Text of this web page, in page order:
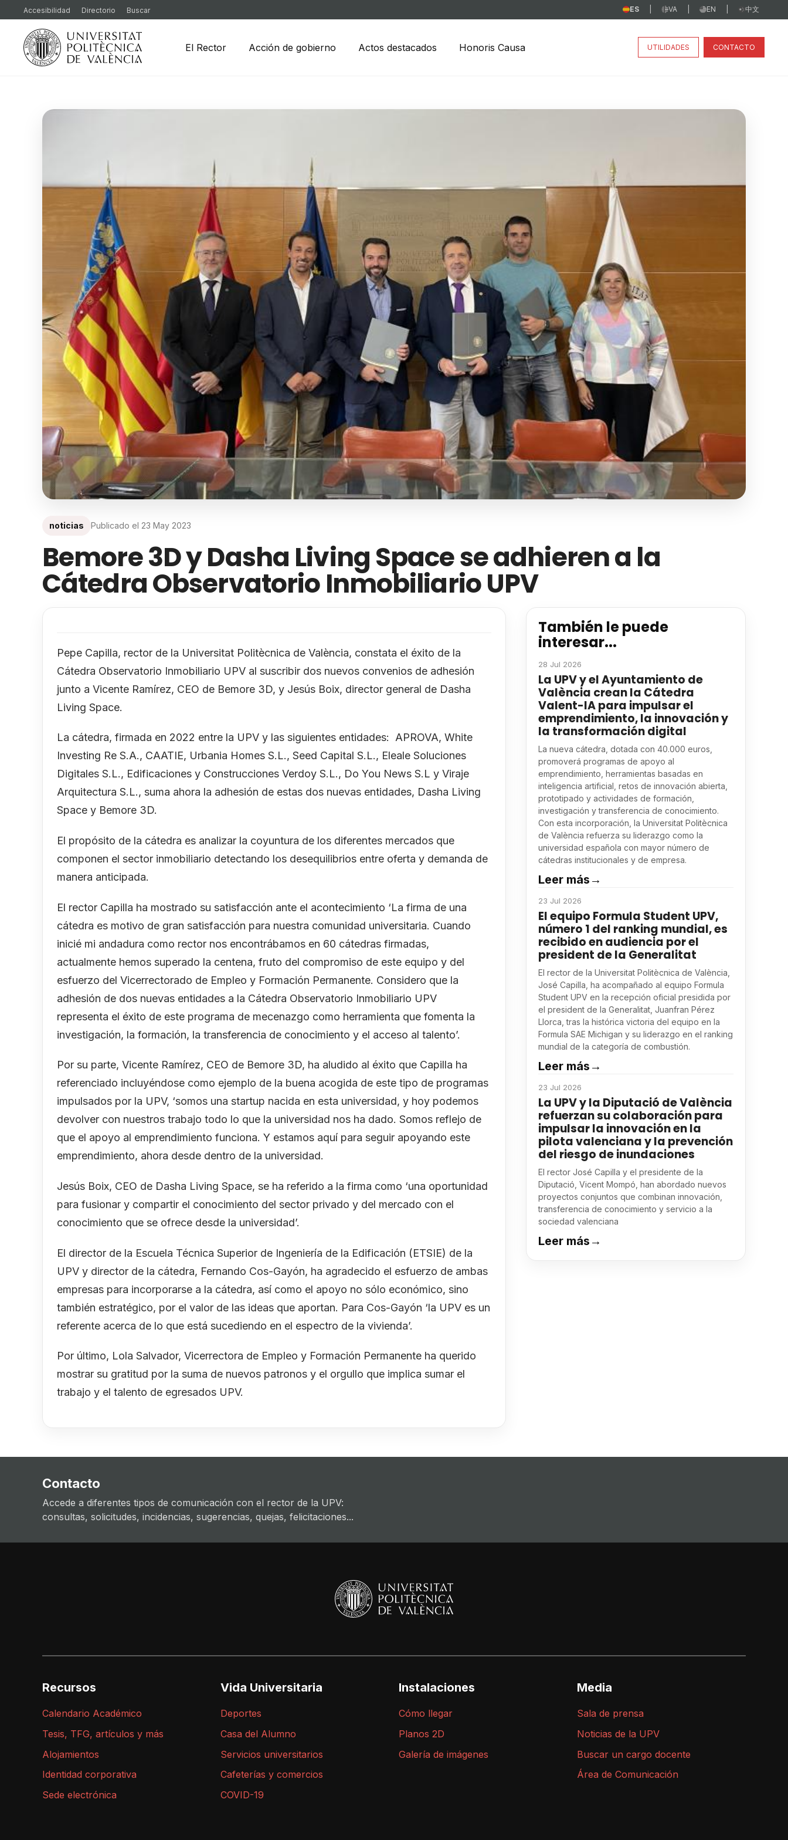
Accesibilidad Directorio Buscar ES VA EN 中文
El Rector Acción de gobierno Actos destacados Honoris Causa UTILIDADES CONTACTO
noticias Publicado el 23 May 2023
Bemore 3D y Dasha Living Space se adhieren a la
Cátedra Observatorio Inmobiliario UPV
Pepe Capilla, rector de la Universitat Politècnica de València, constata el éxito de la
Cátedra Observatorio Inmobiliario UPV al suscribir dos nuevos convenios de adhesión
junto a Vicente Ramírez, CEO de Bemore 3D, y Jesús Boix, director general de Dasha
Living Space.
La cátedra, firmada en 2022 entre la UPV y las siguientes entidades: APROVA, White
Investing Re S.A., CAATIE, Urbania Homes S.L., Seed Capital S.L., Eleale Soluciones
Digitales S.L., Edificaciones y Construcciones Verdoy S.L., Do You News S.L y Viraje
Arquitectura S.L., suma ahora la adhesión de estas dos nuevas entidades, Dasha Living
Space y Bemore 3D.
El propósito de la cátedra es analizar la coyuntura de los diferentes mercados que
componen el sector inmobiliario detectando los desequilibrios entre oferta y demanda de
manera anticipada.
El rector Capilla ha mostrado su satisfacción ante el acontecimiento ‘La firma de una
cátedra es motivo de gran satisfacción para nuestra comunidad universitaria. Cuando
inicié mi andadura como rector nos encontrábamos en 60 cátedras firmadas,
actualmente hemos superado la centena, fruto del compromiso de este equipo y del
esfuerzo del Vicerrectorado de Empleo y Formación Permanente. Considero que la
adhesión de dos nuevas entidades a la Cátedra Observatorio Inmobiliario UPV
representa el éxito de este programa de mecenazgo como herramienta que fomenta la
investigación, la formación, la transferencia de conocimiento y el acceso al talento’.
Por su parte, Vicente Ramírez, CEO de Bemore 3D, ha aludido al éxito que Capilla ha
referenciado incluyéndose como ejemplo de la buena acogida de este tipo de programas
impulsados por la UPV, ‘somos una startup nacida en esta universidad, y hoy podemos
devolver con nuestros trabajo todo lo que la universidad nos ha dado. Somos reflejo de
que el apoyo al emprendimiento funciona. Y estamos aquí para seguir apoyando este
emprendimiento, ahora desde dentro de la universidad.
Jesús Boix, CEO de Dasha Living Space, se ha referido a la firma como ‘una oportunidad
para fusionar y compartir el conocimiento del sector privado y del mercado con el
conocimiento que se ofrece desde la universidad’.
El director de la Escuela Técnica Superior de Ingeniería de la Edificación (ETSIE) de la
UPV y director de la cátedra, Fernando Cos-Gayón, ha agradecido el esfuerzo de ambas
empresas para incorporarse a la cátedra, así como el apoyo no sólo económico, sino
también estratégico, por el valor de las ideas que aportan. Para Cos-Gayón ‘la UPV es un
referente acerca de lo que está sucediendo en el espectro de la vivienda’.
Por último, Lola Salvador, Vicerrectora de Empleo y Formación Permanente ha querido
mostrar su gratitud por la suma de nuevos patronos y el orgullo que implica sumar el
trabajo y el talento de egresados UPV.
También le puede
interesar...
28 Jul 2026
La UPV y el Ayuntamiento de
València crean la Cátedra
Valent-IA para impulsar el
emprendimiento, la innovación y
la transformación digital
La nueva cátedra, dotada con 40.000 euros,
promoverá programas de apoyo al
emprendimiento, herramientas basadas en
inteligencia artificial, retos de innovación abierta,
prototipado y actividades de formación,
investigación y transferencia de conocimiento.
Con esta incorporación, la Universitat Politècnica
de València refuerza su liderazgo como la
universidad española con mayor número de
cátedras institucionales y de empresa.
Leer más →
23 Jul 2026
El equipo Formula Student UPV,
número 1 del ranking mundial, es
recibido en audiencia por el
president de la Generalitat
El rector de la Universitat Politècnica de València,
José Capilla, ha acompañado al equipo Formula
Student UPV en la recepción oficial presidida por
el president de la Generalitat, Juanfran Pérez
Llorca, tras la histórica victoria del equipo en la
Formula SAE Michigan y su liderazgo en el ranking
mundial de la categoría de combustión.
Leer más →
23 Jul 2026
La UPV y la Diputació de València
refuerzan su colaboración para
impulsar la innovación en la
pilota valenciana y la prevención
del riesgo de inundaciones
El rector José Capilla y el presidente de la
Diputació, Vicent Mompó, han abordado nuevos
proyectos conjuntos que combinan innovación,
transferencia de conocimiento y servicio a la
sociedad valenciana
Leer más →
Contacto
Accede a diferentes tipos de comunicación con el rector de la UPV:
consultas, solicitudes, incidencias, sugerencias, quejas, felicitaciones...
Recursos
Calendario Académico
Tesis, TFG, artículos y más
Alojamientos
Identidad corporativa
Sede electrónica
Vida Universitaria
Deportes
Casa del Alumno
Servicios universitarios
Cafeterías y comercios
COVID-19
Instalaciones
Cómo llegar
Planos 2D
Galería de imágenes
Media
Sala de prensa
Noticias de la UPV
Buscar un cargo docente
Área de Comunicación